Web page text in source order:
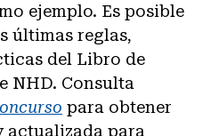
ejemplo. Es posible
últimas reglas,
del Libro de
NHD. Consulta
para obtener
para